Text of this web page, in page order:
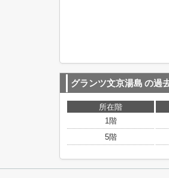
グランツ文京湯島 の過
所在階
1階
5階